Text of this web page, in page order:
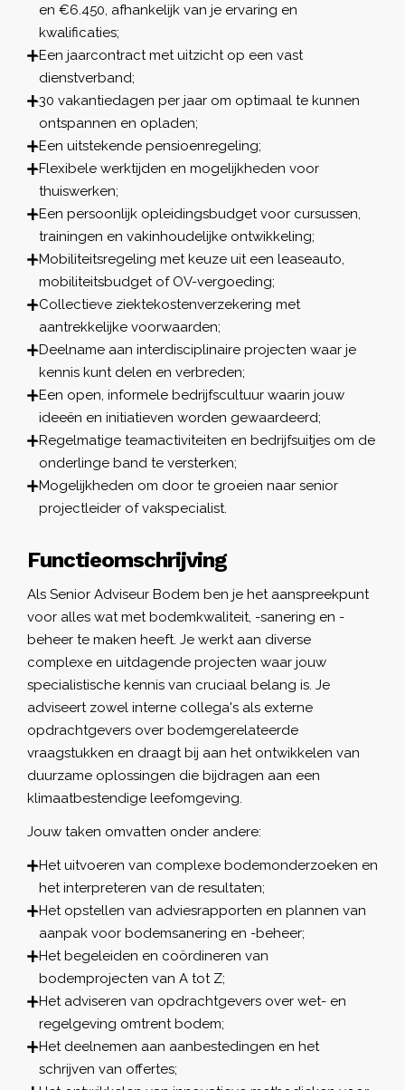
en €6.450, afhankelijk van je ervaring en
kwalificaties;
Een jaarcontract met uitzicht op een vast
dienstverband;
30 vakantiedagen per jaar om optimaal te kunnen
ontspannen en opladen;
Een uitstekende pensioenregeling;
Flexibele werktijden en mogelijkheden voor
thuiswerken;
Een persoonlijk opleidingsbudget voor cursussen,
trainingen en vakinhoudelijke ontwikkeling;
Mobiliteitsregeling met keuze uit een leaseauto,
mobiliteitsbudget of OV-vergoeding;
Collectieve ziektekostenverzekering met
aantrekkelijke voorwaarden;
Deelname aan interdisciplinaire projecten waar je
kennis kunt delen en verbreden;
Een open, informele bedrijfscultuur waarin jouw
ideeën en initiatieven worden gewaardeerd;
Regelmatige teamactiviteiten en bedrijfsuitjes om de
onderlinge band te versterken;
Mogelijkheden om door te groeien naar senior
projectleider of vakspecialist.
Functieomschrijving
Als Senior Adviseur Bodem ben je het aanspreekpunt
voor alles wat met bodemkwaliteit, -sanering en -
beheer te maken heeft. Je werkt aan diverse
complexe en uitdagende projecten waar jouw
specialistische kennis van cruciaal belang is. Je
adviseert zowel interne collega's als externe
opdrachtgevers over bodemgerelateerde
vraagstukken en draagt bij aan het ontwikkelen van
duurzame oplossingen die bijdragen aan een
klimaatbestendige leefomgeving.
Jouw taken omvatten onder andere:
Het uitvoeren van complexe bodemonderzoeken en
het interpreteren van de resultaten;
Het opstellen van adviesrapporten en plannen van
aanpak voor bodemsanering en -beheer;
Het begeleiden en coördineren van
bodemprojecten van A tot Z;
Het adviseren van opdrachtgevers over wet- en
regelgeving omtrent bodem;
Het deelnemen aan aanbestedingen en het
schrijven van offertes;